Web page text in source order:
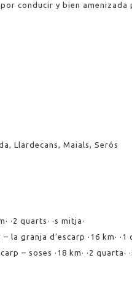
conducir y bien amenizada
Llardecans, Maials, Serós
·2 quarts· ·s mitja·
la granja d’escarp ·16 km· ·1
– soses ·18 km· ·2 quarta·